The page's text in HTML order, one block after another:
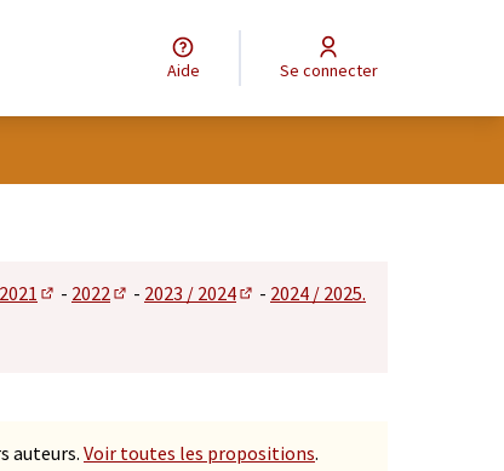
Aide Se connecter
dans un nouvel onglet)
2021
(S'ouvre dans un nouvel onglet)
- 2022
(S'ouvre dans un nouvel onglet)
- 2023 / 2024
(S'ouvre dans un nouvel onglet)
- 2024 / 2025.
auteurs. Voir toutes les propositions.